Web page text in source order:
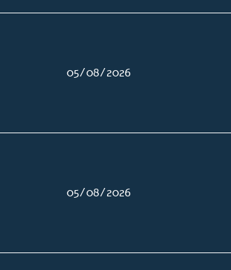
05/08/2026
05/08/2026